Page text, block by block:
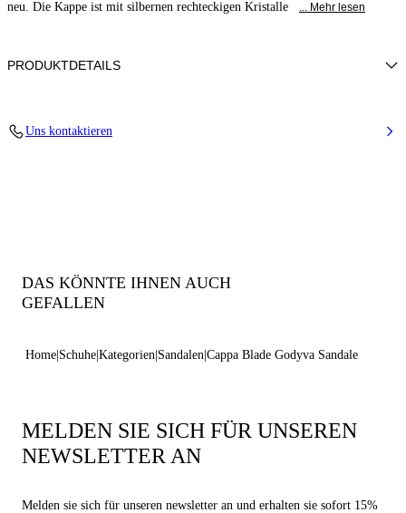
neu. Die Kappe ist mit silbernen rechteckigen Kristalle
... Mehr lesen
PRODUKTDETAILS
Uns kontaktieren
DAS KÖNNTE IHNEN AUCH
GEFALLEN
Home Schuhe Kategorien Sandalen Cappa Blade Godyva Sandale
MELDEN SIE SICH FÜR UNSEREN
NEWSLETTER AN
Melden sie sich für unseren newsletter an und erhalten sie sofort 15%